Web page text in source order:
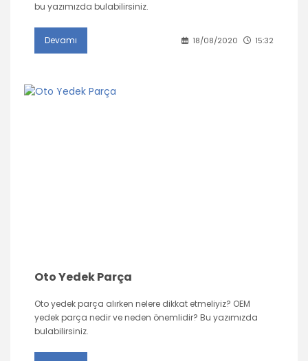
bu yazımızda bulabilirsiniz.
Devamı 18/08/2020 15:32
Oto Yedek Parça
Oto yedek parça alırken nelere dikkat etmeliyiz? OEM
yedek parça nedir ve neden önemlidir? Bu yazımızda
bulabilirsiniz.